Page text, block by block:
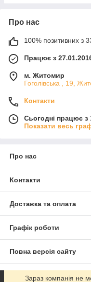
Про нас
100% позитивних з
Працює з
м. Житомир
Гоголівська , 19,
Контакти
Сьогодні працює з
Показати весь
Про нас
Контакти
Доставка та оплата
Графік роботи
Повна версія сайту
Сайт створено на
Зараз компанія не